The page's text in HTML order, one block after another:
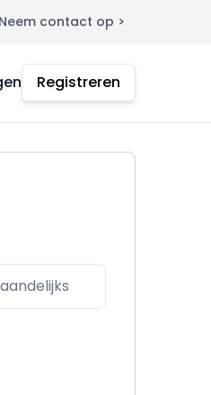
Neem contact op >
Registreren